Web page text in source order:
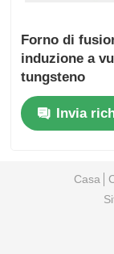
Forno di
induzione a
tungsteno
Invia
Casa